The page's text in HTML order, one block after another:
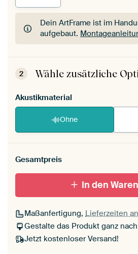
Dein ArtFrame ist im
aufgebaut.
Dein ArtFrame ist im
aufgebaut.
2 Wähle zusätzliche
Akustikmaterial
Ohne
Gesamtpreis
In den
Maßanfertigung, Lieferzeiten
Gestalte das Produkt ganz
Jetzt kostenloser Versand!